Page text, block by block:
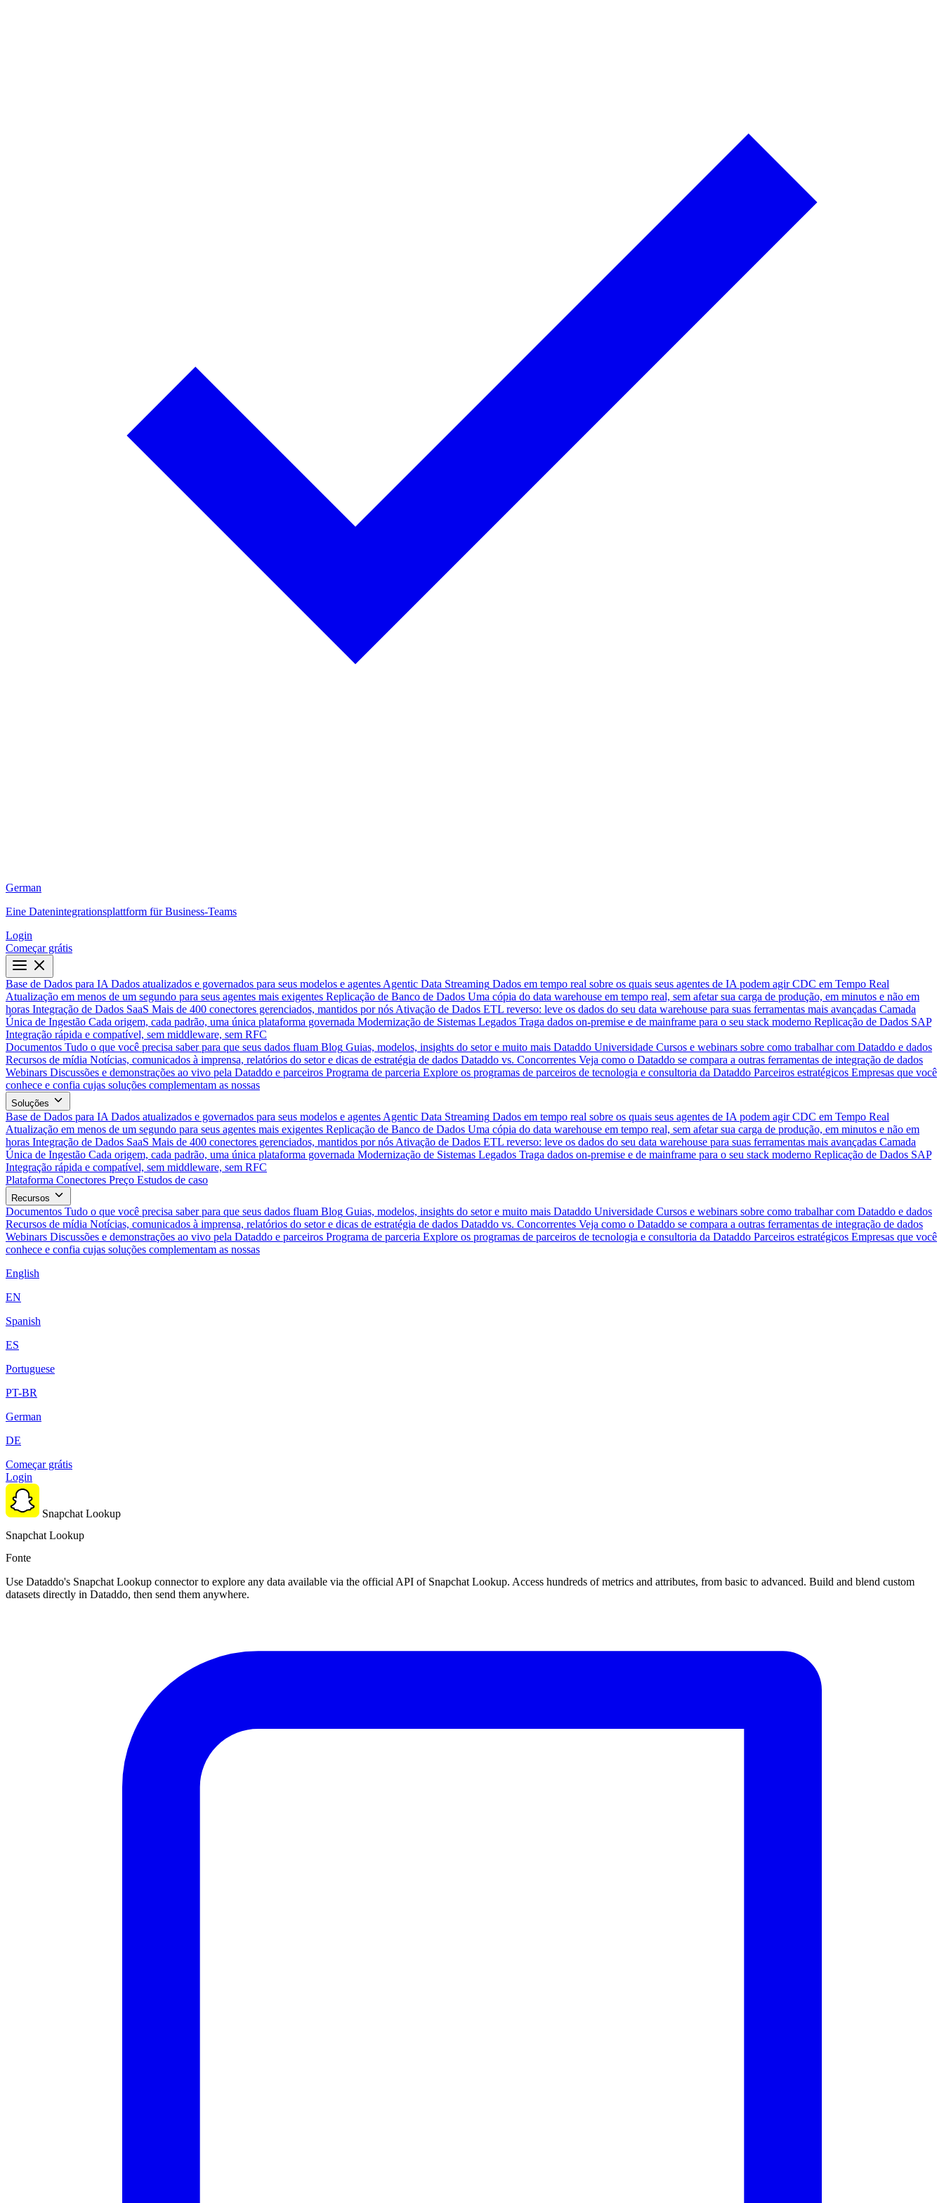
German
Eine Datenintegrationsplattform für Business-Teams
Login
Começar grátis
Base de Dados para IA Dados atualizados e governados para seus modelos e agentes Agentic Data Streaming Dados em tempo real sobre os quais seus agentes de IA podem agir CDC em Tempo Real
Atualização em menos de um segundo para seus agentes mais exigentes Replicação de Banco de Dados Uma cópia do data warehouse em tempo real, sem afetar sua carga de produção, em minutos e não em
horas Integração de Dados SaaS Mais de 400 conectores gerenciados, mantidos por nós Ativação de Dados ETL reverso: leve os dados do seu data warehouse para suas ferramentas mais avançadas Camada
Única de Ingestão Cada origem, cada padrão, uma única plataforma governada Modernização de Sistemas Legados Traga dados on-premise e de mainframe para o seu stack moderno Replicação de Dados SAP
Integração rápida e compatível, sem middleware, sem RFC
Documentos Tudo o que você precisa saber para que seus dados fluam Blog Guias, modelos, insights do setor e muito mais Dataddo Universidade Cursos e webinars sobre como trabalhar com Dataddo e dados
Recursos de mídia Notícias, comunicados à imprensa, relatórios do setor e dicas de estratégia de dados Dataddo vs. Concorrentes Veja como o Dataddo se compara a outras ferramentas de integração de dados
Webinars Discussões e demonstrações ao vivo pela Dataddo e parceiros Programa de parceria Explore os programas de parceiros de tecnologia e consultoria da Dataddo Parceiros estratégicos Empresas que você
conhece e confia cujas soluções complementam as nossas
Soluções
Base de Dados para IA Dados atualizados e governados para seus modelos e agentes Agentic Data Streaming Dados em tempo real sobre os quais seus agentes de IA podem agir CDC em Tempo Real
Atualização em menos de um segundo para seus agentes mais exigentes Replicação de Banco de Dados Uma cópia do data warehouse em tempo real, sem afetar sua carga de produção, em minutos e não em
horas Integração de Dados SaaS Mais de 400 conectores gerenciados, mantidos por nós Ativação de Dados ETL reverso: leve os dados do seu data warehouse para suas ferramentas mais avançadas Camada
Única de Ingestão Cada origem, cada padrão, uma única plataforma governada Modernização de Sistemas Legados Traga dados on-premise e de mainframe para o seu stack moderno Replicação de Dados SAP
Integração rápida e compatível, sem middleware, sem RFC
Plataforma Conectores Preço Estudos de caso
Recursos
Documentos Tudo o que você precisa saber para que seus dados fluam Blog Guias, modelos, insights do setor e muito mais Dataddo Universidade Cursos e webinars sobre como trabalhar com Dataddo e dados
Recursos de mídia Notícias, comunicados à imprensa, relatórios do setor e dicas de estratégia de dados Dataddo vs. Concorrentes Veja como o Dataddo se compara a outras ferramentas de integração de dados
Webinars Discussões e demonstrações ao vivo pela Dataddo e parceiros Programa de parceria Explore os programas de parceiros de tecnologia e consultoria da Dataddo Parceiros estratégicos Empresas que você
conhece e confia cujas soluções complementam as nossas
English
EN
Spanish
ES
Portuguese
PT-BR
German
DE
Começar grátis
Login
Snapchat Lookup
Snapchat Lookup
Fonte
Use Dataddo's Snapchat Lookup connector to explore any data available via the official API of Snapchat Lookup. Access hundreds of metrics and attributes, from basic to advanced. Build and blend custom
datasets directly in Dataddo, then send them anywhere.